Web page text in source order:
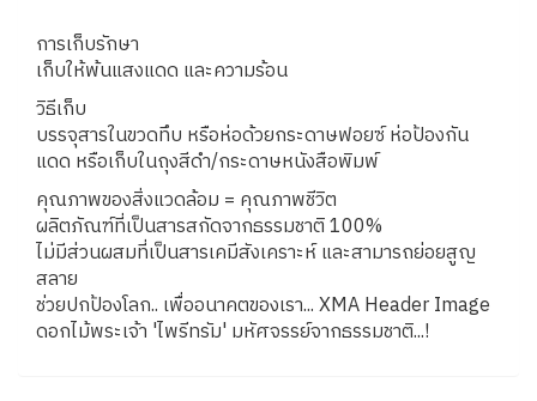
การเก็บรักษา
เก็บให้พ้นแสงแดด และความร้อน
วิธีเก็บ
บรรจุสารในขวดทึบ หรือห่อด้วยกระดาษฟอยซ์ ห่อป้องกัน
แดด หรือเก็บในถุงสีดำ/กระดาษหนังสือพิมพ์
คุณภาพของสิ่งแวดล้อม = คุณภาพชีวิต
ผลิตภัณฑ์ที่เป็นสารสกัดจากธรรมชาติ 100%
ไม่มีส่วนผสมที่เป็นสารเคมีสังเคราะห์ และสามารถย่อยสูญ
สลาย
ช่วยปกป้องโลก.. เพื่ออนาคตของเรา... XMA Header Image
ดอกไม้พระเจ้า 'ไพรีทรัม' มหัศจรรย์จากธรรมชาติ...!